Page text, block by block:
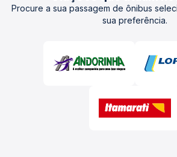
Procure a sua passagem de ônibus
sua preferência.